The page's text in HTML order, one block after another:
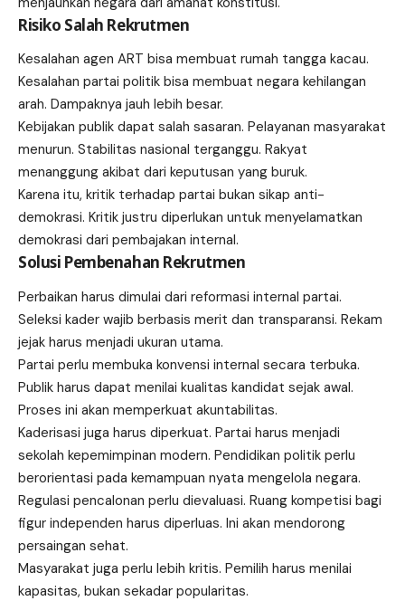
Risiko Salah Rekrutmen
Kesalahan agen ART bisa membuat rumah tangga kacau.
Kesalahan partai politik bisa membuat negara kehilangan
arah. Dampaknya jauh lebih besar.
Kebijakan publik dapat salah sasaran. Pelayanan masyarakat
menurun. Stabilitas nasional terganggu. Rakyat
menanggung akibat dari keputusan yang buruk.
Karena itu, kritik terhadap partai bukan sikap anti-
demokrasi. Kritik justru diperlukan untuk menyelamatkan
demokrasi dari pembajakan internal.
Solusi Pembenahan Rekrutmen
Perbaikan harus dimulai dari reformasi internal partai.
Seleksi kader wajib berbasis merit dan transparansi. Rekam
jejak harus menjadi ukuran utama.
Partai perlu membuka konvensi internal secara terbuka.
Publik harus dapat menilai kualitas kandidat sejak awal.
Proses ini akan memperkuat akuntabilitas.
Kaderisasi juga harus diperkuat. Partai harus menjadi
sekolah kepemimpinan modern. Pendidikan politik perlu
berorientasi pada kemampuan nyata mengelola negara.
Regulasi pencalonan perlu dievaluasi. Ruang kompetisi bagi
figur independen harus diperluas. Ini akan mendorong
persaingan sehat.
Masyarakat juga perlu lebih kritis. Pemilih harus menilai
kapasitas, bukan sekadar popularitas.